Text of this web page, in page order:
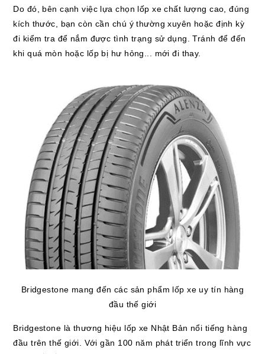
Do đó, bên cạnh việc lựa chọn lốp xe chất lượng cao, đúng
kích thước, bạn còn cần chú ý thường xuyên hoặc định kỳ
đi kiểm tra để nắm được tình trạng sử dụng. Tránh để đến
khi quá mòn hoặc lốp bị hư hỏng... mới đi thay.
Bridgestone mang đến các sản phẩm lốp xe uy tín hàng
đầu thế giới
Bridgestone là thương hiệu lốp xe Nhật Bản nổi tiếng hàng
đầu trên thế giới. Với gần 100 năm phát triển trong lĩnh vực